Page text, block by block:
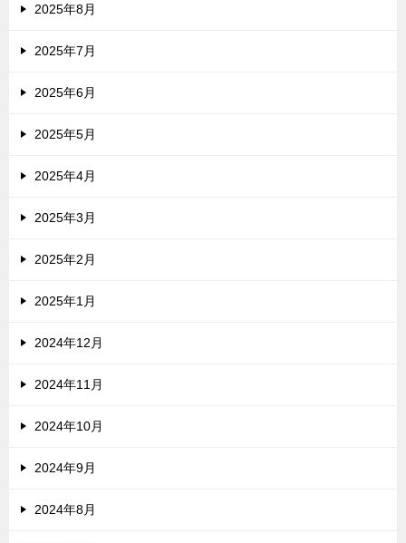
2025年8月
2025年7月
2025年6月
2025年5月
2025年4月
2025年3月
2025年2月
2025年1月
2024年12月
2024年11月
2024年10月
2024年9月
2024年8月